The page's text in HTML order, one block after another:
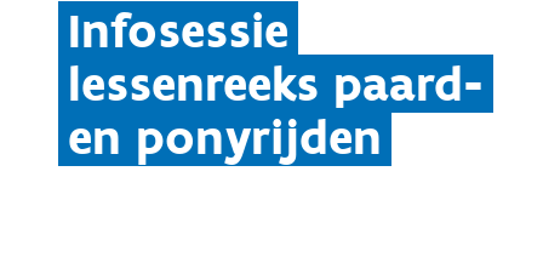
Infosessie
lessenreeks paard-
en ponyrijden